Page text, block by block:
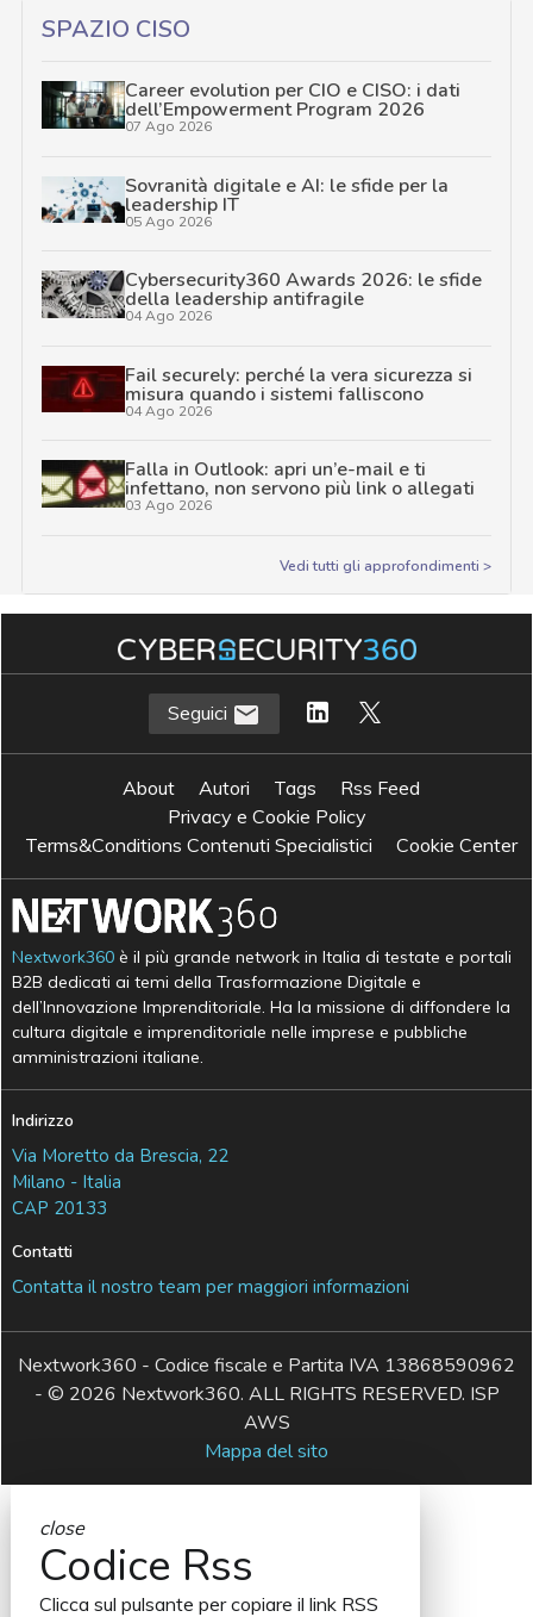
SPAZIO CISO
Career evolution per CIO e CISO: i dati
dell’Empowerment Program 2026
07 Ago 2026
Sovranità digitale e AI: le sfide per la
leadership IT
05 Ago 2026
Cybersecurity360 Awards 2026: le sfide
della leadership antifragile
04 Ago 2026
Fail securely: perché la vera sicurezza si
misura quando i sistemi falliscono
04 Ago 2026
Falla in Outlook: apri un’e-mail e ti
infettano, non servono più link o allegati
03 Ago 2026
Vedi tutti gli approfondimenti >
Seguici
About Autori Tags
Rss Feed
Privacy e Cookie Policy
Terms&Conditions Contenuti Specialistici
Cookie Center
Nextwork360 è il più grande network in Italia di testate e portali
B2B dedicati ai temi della Trasformazione Digitale e
dell’Innovazione Imprenditoriale. Ha la missione di diffondere la
cultura digitale e imprenditoriale nelle imprese e pubbliche
amministrazioni italiane.
Indirizzo
Via Moretto da Brescia, 22
Milano - Italia
CAP 20133
Contatti
Contatta il nostro team per maggiori informazioni
Nextwork360 - Codice fiscale e Partita IVA 13868590962
- © 2026 Nextwork360. ALL RIGHTS RESERVED. ISP
AWS
Mappa del sito
close
Codice Rss
Clicca sul pulsante per copiare il link RSS